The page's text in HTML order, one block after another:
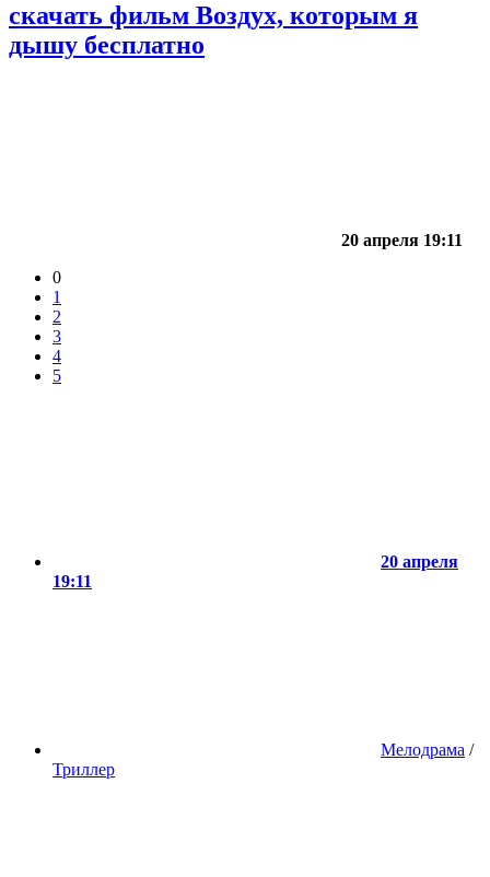
скачать фильм Воздух, которым я
дышу бесплатно
20 апреля 19:11
0
1
2
3
4
5
20 апреля
19:11
Мелодрама /
Триллер